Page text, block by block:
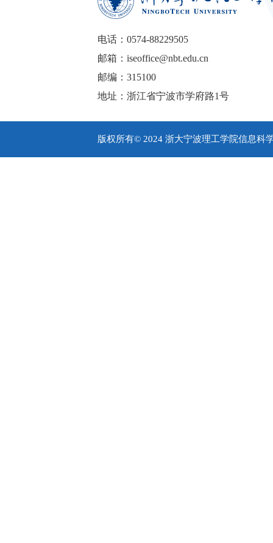
电话：0574-88229505
邮箱：iseoffice@nbt.edu.cn
邮编：315100
地址：浙江省宁波市学府路1号
版权所有© 2024 浙大宁波理工学院信息科